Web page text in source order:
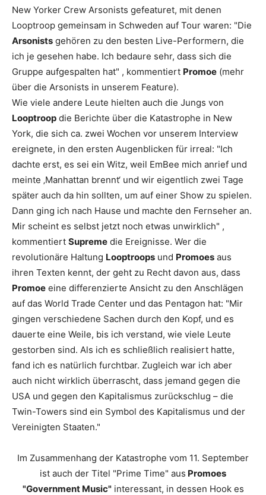
New Yorker Crew Arsonists gefeaturet, mit denen
Looptroop gemeinsam in Schweden auf Tour waren: "Die
Arsonists gehören zu den besten Live-Performern, die
ich je gesehen habe. Ich bedaure sehr, dass sich die
Gruppe aufgespalten hat" , kommentiert Promoe (mehr
über die Arsonists in unserem Feature).
Wie viele andere Leute hielten auch die Jungs von
Looptroop die Berichte über die Katastrophe in New
York, die sich ca. zwei Wochen vor unserem Interview
ereignete, in den ersten Augenblicken für irreal: "Ich
dachte erst, es sei ein Witz, weil EmBee mich anrief und
meinte ‚Manhattan brennt‘ und wir eigentlich zwei Tage
später auch da hin sollten, um auf einer Show zu spielen.
Dann ging ich nach Hause und machte den Fernseher an.
Mir scheint es selbst jetzt noch etwas unwirklich" ,
kommentiert Supreme die Ereignisse. Wer die
revolutionäre Haltung Looptroops und Promoes aus
ihren Texten kennt, der geht zu Recht davon aus, dass
Promoe eine differenzierte Ansicht zu den Anschlägen
auf das World Trade Center und das Pentagon hat: "Mir
gingen verschiedene Sachen durch den Kopf, und es
dauerte eine Weile, bis ich verstand, wie viele Leute
gestorben sind. Als ich es schließlich realisiert hatte,
fand ich es natürlich furchtbar. Zugleich war ich aber
auch nicht wirklich überrascht, dass jemand gegen die
USA und gegen den Kapitalismus zurückschlug – die
Twin-Towers sind ein Symbol des Kapitalismus und der
Vereinigten Staaten."
Im Zusammenhang der Katastrophe vom 11. September
ist auch der Titel "Prime Time" aus Promoes
"Government Music"interessant, in dessen Hook es